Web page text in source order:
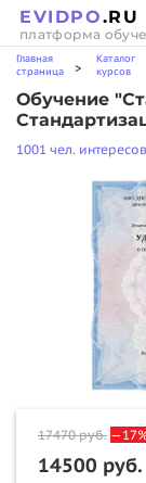
EVIDPO.RU
платформа
Главная
страница
>
Каталог
курсов
Обучение
1001 чел.
17470руб.
14500 руб.